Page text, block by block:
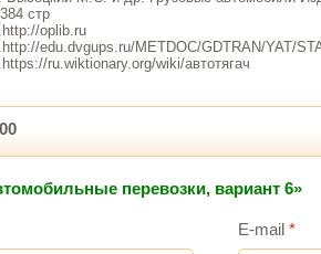
384 стр
oplib.ru
edu.dvgups.ru/METDOC/GDTRAN/YAT/
ru.wiktionary.org/wiki/автотягач
перевозки, вариант 6»
E-mail *